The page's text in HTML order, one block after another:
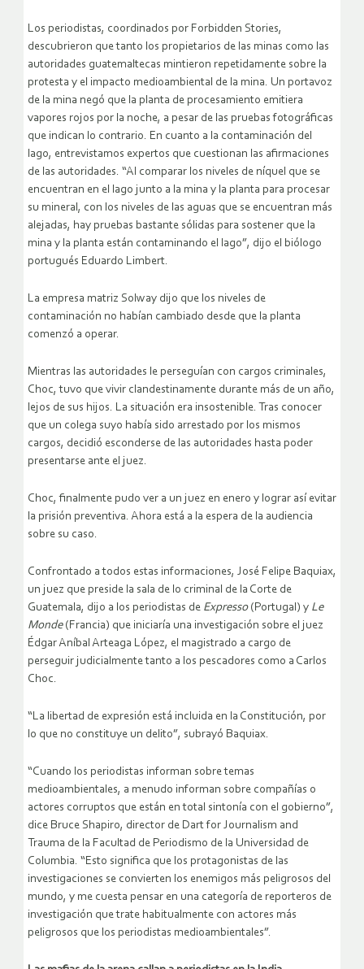
Los periodistas, coordinados por Forbidden Stories,
descubrieron que tanto los propietarios de las minas como las
autoridades guatemaltecas mintieron repetidamente sobre la
protesta y el impacto medioambiental de la mina. Un portavoz
de la mina negó que la planta de procesamiento emitiera
vapores rojos por la noche, a pesar de las pruebas fotográficas
que indican lo contrario. En cuanto a la contaminación del
lago, entrevistamos expertos que cuestionan las afirmaciones
de las autoridades. “Al comparar los niveles de níquel que se
encuentran en el lago junto a la mina y la planta para procesar
su mineral, con los niveles de las aguas que se encuentran más
alejadas, hay pruebas bastante sólidas para sostener que la
mina y la planta están contaminando el lago”, dijo el biólogo
portugués Eduardo Limbert.
La empresa matriz Solway dijo que los niveles de
contaminación no habían cambiado desde que la planta
comenzó a operar.
Mientras las autoridades le perseguían con cargos criminales,
Choc, tuvo que vivir clandestinamente durante más de un año,
lejos de sus hijos. La situación era insostenible. Tras conocer
que un colega suyo había sido arrestado por los mismos
cargos, decidió esconderse de las autoridades hasta poder
presentarse ante el juez.
Choc, finalmente pudo ver a un juez en enero y lograr así evitar
la prisión preventiva. Ahora está a la espera de la audiencia
sobre su caso.
Confrontado a todos estas informaciones, José Felipe Baquiax,
un juez que preside la sala de lo criminal de la Corte de
Guatemala, dijo a los periodistas de Expresso(Portugal) y Le
Monde (Francia) que iniciaría una investigación sobre el juez
Édgar Aníbal Arteaga López, el magistrado a cargo de
perseguir judicialmente tanto a los pescadores como a Carlos
Choc.
“La libertad de expresión está incluida en la Constitución, por
lo que no constituye un delito”, subrayó Baquiax.
“Cuando los periodistas informan sobre temas
medioambientales, a menudo informan sobre compañías o
actores corruptos que están en total sintonía con el gobierno”,
dice Bruce Shapiro, director de Dart for Journalism and
Trauma de la Facultad de Periodismo de la Universidad de
Columbia. “Esto significa que los protagonistas de las
investigaciones se convierten los enemigos más peligrosos del
mundo, y me cuesta pensar en una categoría de reporteros de
investigación que trate habitualmente con actores más
peligrosos que los periodistas medioambientales”.